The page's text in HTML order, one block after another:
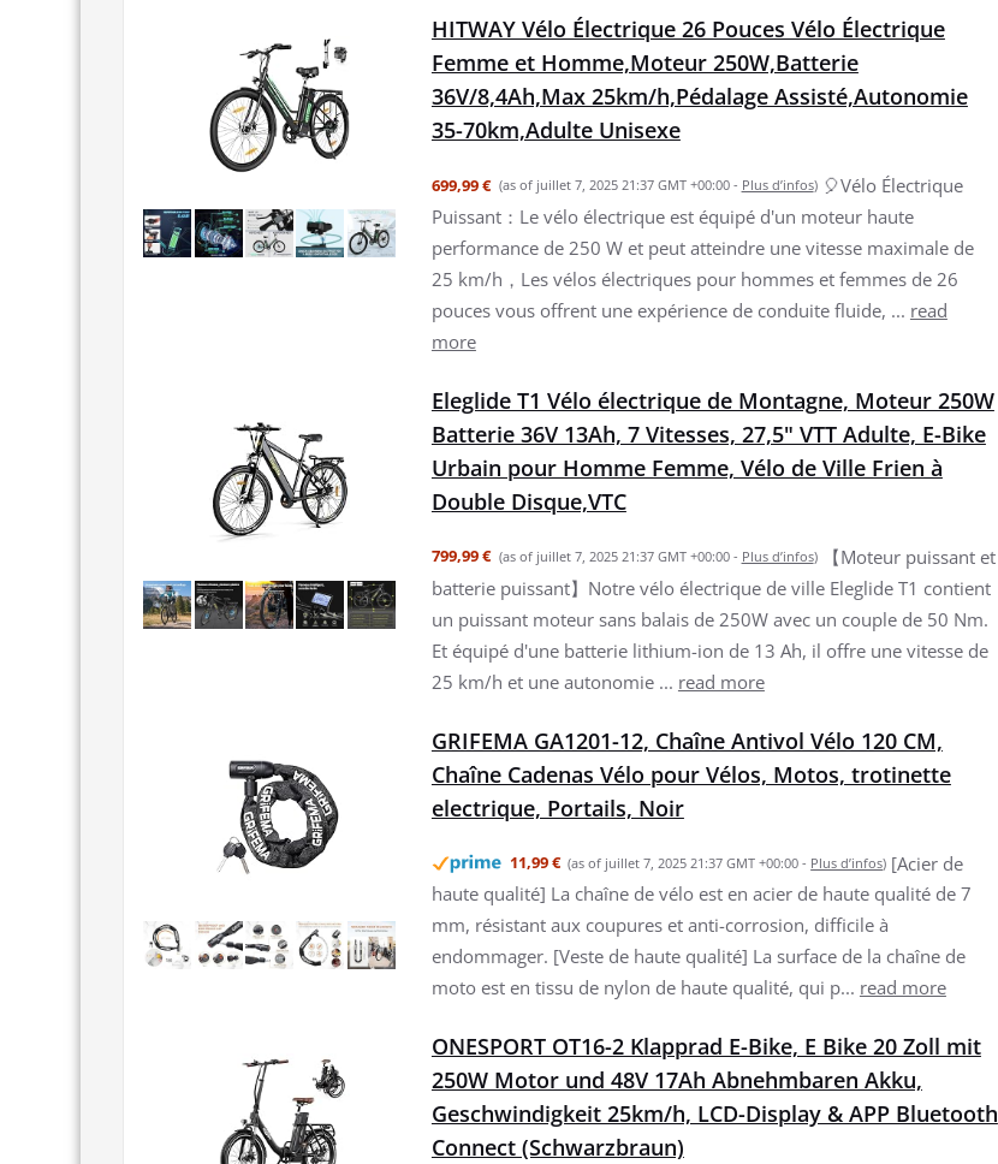
HITWAY Vélo Électrique 26 Pouces Vélo Électrique
Femme et Homme,Moteur 250W,Batterie
36V/8,4Ah,Max 25km/h,Pédalage Assisté,Autonomie
35-70km,Adulte Unisexe
699,99 € (as of juillet 7, 2025 21:37 GMT +00:00 - Plus d’infos) 🎈Vélo Électrique
Puissant：Le vélo électrique est équipé d'un moteur haute
performance de 250 W et peut atteindre une vitesse maximale de
25 km/h，Les vélos électriques pour hommes et femmes de 26
pouces vous offrent une expérience de conduite fluide, ... read
more
Eleglide T1 Vélo électrique de Montagne, Moteur 250W
Batterie 36V 13Ah, 7 Vitesses, 27,5" VTT Adulte, E-Bike
Urbain pour Homme Femme, Vélo de Ville Frien à
Double Disque,VTC
799,99 € (as of juillet 7, 2025 21:37 GMT +00:00 - Plus d’infos)
【Moteur puissant et
batterie puissant】Notre vélo électrique de ville Eleglide T1 contient
un puissant moteur sans balais de 250W avec un couple de 50 Nm.
Et équipé d'une batterie lithium-ion de 13 Ah, il offre une vitesse de
25 km/h et une autonomie ... read more
GRIFEMA GA1201-12, Chaîne Antivol Vélo 120 CM,
Chaîne Cadenas Vélo pour Vélos, Motos, trotinette
electrique, Portails, Noir
11,99 € (as of juillet 7, 2025 21:37 GMT +00:00 - Plus d’infos) [Acier de
haute qualité] La chaîne de vélo est en acier de haute qualité de 7
mm, résistant aux coupures et anti-corrosion, difficile à
endommager. [Veste de haute qualité] La surface de la chaîne de
moto est en tissu de nylon de haute qualité, qui p... read more
ONESPORT OT16-2 Klapprad E-Bike, E Bike 20 Zoll mit
250W Motor und 48V 17Ah Abnehmbaren Akku,
Geschwindigkeit 25km/h, LCD-Display & APP Bluetooth
Connect (Schwarzbraun)